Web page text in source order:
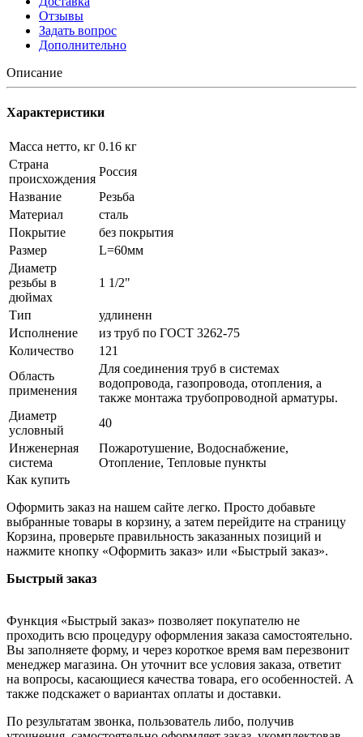
Отзывы
Задать вопрос
Дополнительно
Описание
Характеристики
Масса нетто, кг 0.16 кг
Страна
происхождения
Россия
Название
Резьба
Материал
сталь
Покрытие
без покрытия
Размер
L=60мм
Диаметр
резьбы в
дюймах
1 1/2"
Тип
удлиненн
Исполнение
из труб по ГОСТ 3262-75
Количество
121
Область
применения
Для соединения труб в системах
водопровода, газопровода, отопления, а
также монтажа трубопроводной арматуры.
Диаметр
условный
40
Инженерная
система
Пожаротушение, Водоснабжение,
Отопление, Тепловые пункты
Как купить
Оформить заказ на нашем сайте легко. Просто добавьте
выбранные товары в корзину, а затем перейдите на страницу
Корзина, проверьте правильность заказанных позиций и
нажмите кнопку «Оформить заказ» или «Быстрый заказ».
Быстрый заказ
Функция «Быстрый заказ» позволяет покупателю не
проходить всю процедуру оформления заказа самостоятельно.
Вы заполняете форму, и через короткое время вам перезвонит
менеджер магазина. Он уточнит все условия заказа, ответит
на вопросы, касающиеся качества товара, его особенностей. А
также подскажет о вариантах оплаты и доставки.
По результатам звонка, пользователь либо, получив